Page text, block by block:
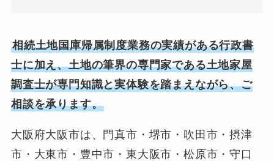
相続土地国庫帰属制度業務の実績がある行政書
士に加え、土地の筆界の専門家である土地家屋
調査士が専門知識と実体験を踏まえながら、ご
相談を承ります。
大阪府大阪市は、門真市・堺市・吹田市・摂津
市・大東市・豊中市・東大阪市・松原市・守口